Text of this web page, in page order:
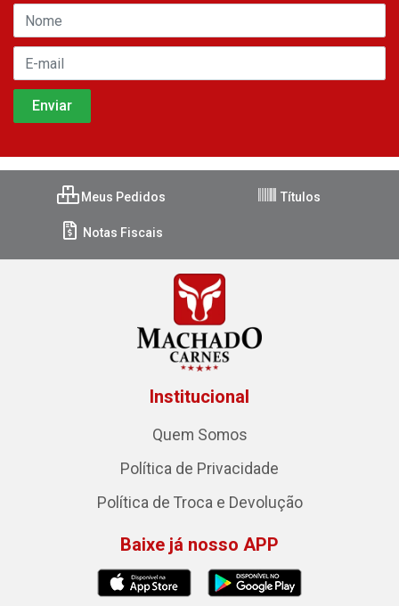
Meus Pedidos Títulos
Notas Fiscais
Institucional
Quem Somos
Política de Privacidade
Política de Troca e Devolução
Baixe já nosso APP